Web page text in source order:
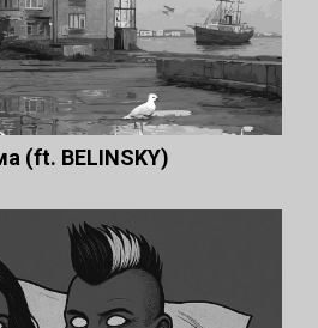
(ft. BELINSKY)